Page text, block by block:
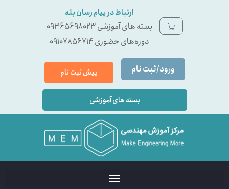
ارتباط در پیام رسان بله
بسته ‌های آموزشی 09365698023
دوره‌های حضوری 09107856714
ورود/ثبت نام پیش ثبت نام
بسته های آموزشی